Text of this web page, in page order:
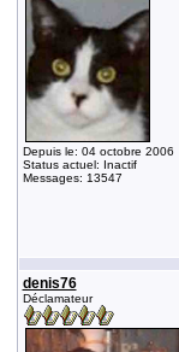
Depuis le: 04 octobre 2006
Status actuel: Inactif
Messages: 13547
denis76
Déclamateur